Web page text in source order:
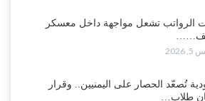
اشتباكات قبلية مع فصائل سعودية
ترتيبات تصدير النفط..!
آخر معاقل الزبيدي.. القبائل تستنفر و”درع
الرواتب تشعل مواجهة داخل معسكر
تُصعّد الحصار على اليمنيين.. وقرار
طلاب…